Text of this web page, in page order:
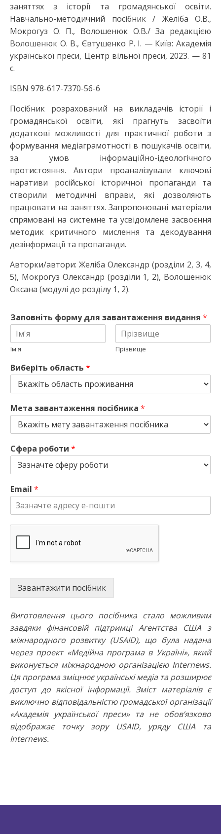
заняттях з історії та громадянської освіти.
Навчально-методичний посібник / Желіба О.В.,
Мокрогуз О. П., Волошенюк О.В./ За редакцією
Волошенюк О. В., Євтушенко Р. І. — Київ: Академія
української преси, Центр вільної преси, 2023. — 81
c.
ISBN 978-617-7370-56-6
Посібник розрахований на викладачів історії і
громадянської освіти, які прагнуть засвоїти
додаткові можливості для практичної роботи з
формування медіаграмотності в пошукачів освіти,
за умов інформаційно-ідеологічного
протистояння. Автори проаналізували ключові
наративи російської історичної пропаганди та
створили методичні вправи, які дозволяють
працювати на заняттях. Запропоновані матеріали
спрямовані на системне та усвідомлене засвоєння
методик критичного мислення та декодування
дезінформації та пропаганди.
Авторки/автори: Желіба Олександр (розділи 2, 3, 4,
5), Мокрогуз Олександр (розділи 1, 2), Волошенюк
Оксана (модулі до розділу 1, 2).
Заповніть форму для завантаження видання *
Ім'я Прізвище
Виберіть область *
Мета завантаження посібника *
Сфера роботи *
Email *
Завантажити посібник
Виготовлення цього посібника стало можливим
завдяки фінансовій підтримці Агентства США з
міжнародного розвитку (USAID), що була надана
через проект «Медійна програма в Україні», який
виконується міжнародною організацією Internews.
Ця програма зміцнює українські медіа та розширює
доступ до якісної інформації. Зміст матеріалів є
виключно відповідальністю громадської організації
«Академія української преси» та не обов’язково
відображає точку зору USAID, уряду США та
Internews.